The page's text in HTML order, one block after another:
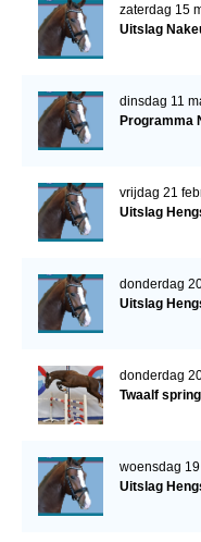
zaterdag 15
Uitslag
dinsdag 11
Programma
vrijdag 21
Uitslag
donderdag
Uitslag
donderdag
Twaalf
woensdag
Uitslag